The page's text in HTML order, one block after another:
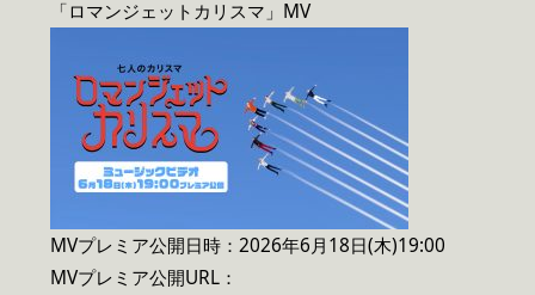
「ロマンジェットカリスマ」MV
MVプレミア公開日時：2026年6月18日(木)19:00
MVプレミア公開URL：